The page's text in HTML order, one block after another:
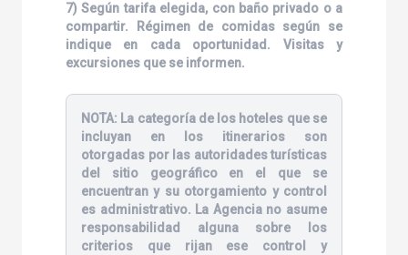
7) Según tarifa elegida, con baño privado o a
compartir. Régimen de comidas según se
indique en cada oportunidad. Visitas y
excursiones que se informen.
NOTA: La categoría de los hoteles que se
incluyan en los itinerarios son
otorgadas por las autoridades turísticas
del sitio geográfico en el que se
encuentran y su otorgamiento y control
es administrativo. La Agencia no asume
responsabilidad alguna sobre los
criterios que rijan ese control y